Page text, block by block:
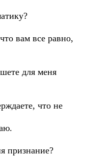
вам все равно,
для меня
что не
признание?